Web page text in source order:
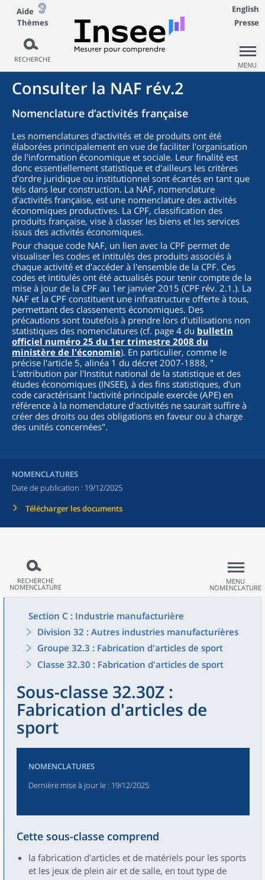
Aide
Thèmes
RECHERCHE
English
Presse
MENU
Consulter la NAF rév.2
Nomenclature d’activités française
Les nomenclatures d'activités et de produits ont été
élaborées principalement en vue de faciliter l'organisation
de l'information économique et sociale. Leur finalité est
donc essentiellement statistique et d'ailleurs les critères
d'ordre juridique ou institutionnel sont écartés en tant que
tels dans leur construction. La NAF, nomenclature
d'activités française, est une nomenclature des activités
économiques productives. La CPF, classification des
produits française, vise à classer les biens et les services
issus des activités économiques.
Pour chaque code NAF, un lien avec la CPF permet de
visualiser les codes et intitulés des produits associés à
chaque activité et d'accéder à l'ensemble de la CPF. Ces
codes et intitulés ont été actualisés pour tenir compte de la
mise à jour de la CPF au 1er janvier 2015 (CPF rév. 2.1.). La
NAF et la CPF constituent une infrastructure offerte à tous,
permettant des classements économiques. Des
précautions sont toutefois à prendre lors d'utilisations non
statistiques des nomenclatures (cf. page 4 du bulletin
officiel numéro 25 du 1er trimestre 2008 du
ministère de l'économie). En particulier, comme le
précise l'article 5, alinéa 1 du décret 2007-1888, "
L'attribution par l'Institut national de la statistique et des
études économiques (INSEE), à des fins statistiques, d'un
code caractérisant l'activité principale exercée (APE) en
référence à la nomenclature d'activités ne saurait suffire à
créer des droits ou des obligations en faveur ou à charge
des unités concernées".
NOMENCLATURES
Date de publication : 19/12/2025
Télécharger les documents
RECHERCHE
NOMENCLATURE
MENU
NOMENCLATURE
Section C : Industrie manufacturière
Division 32 : Autres industries manufacturières
Groupe 32.3 : Fabrication d'articles de sport
Classe 32.30 : Fabrication d'articles de sport
Sous-classe 32.30Z :
Fabrication d'articles de
sport
NOMENCLATURES
Dernière mise à jour le : 19/12/2025
Cette sous-classe comprend
la fabrication d'articles et de matériels pour les sports
et les jeux de plein air et de salle, en tout type de